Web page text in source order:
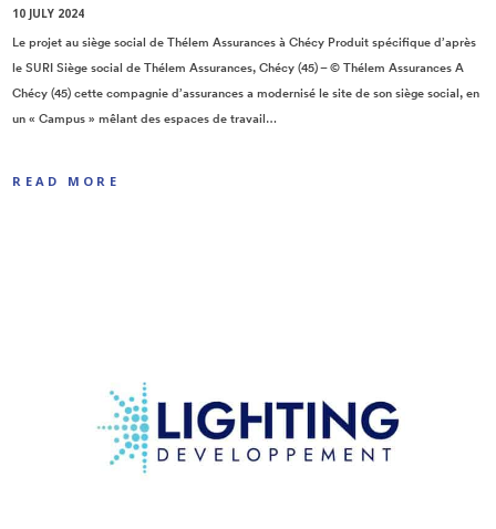
10 JULY 2024
Le projet au siège social de Thélem Assurances à Chécy Produit spécifique d’après
le SURI Siège social de Thélem Assurances, Chécy (45) – © Thélem Assurances A
Chécy (45) cette compagnie d’assurances a modernisé le site de son siège social, en
un « Campus » mêlant des espaces de travail…
READ MORE